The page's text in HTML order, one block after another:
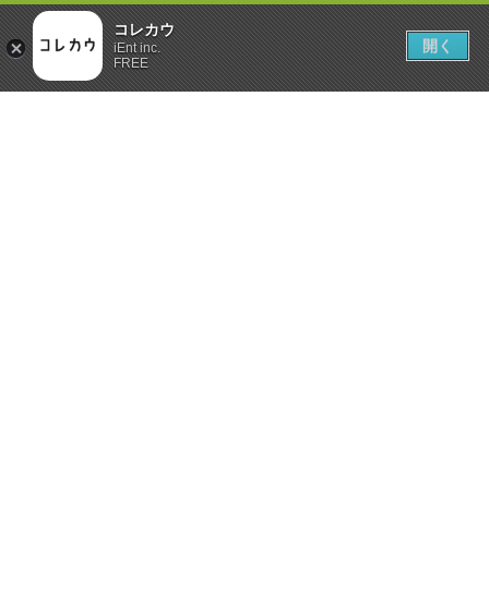
コレカウ
iEnt inc.
FREE
開く